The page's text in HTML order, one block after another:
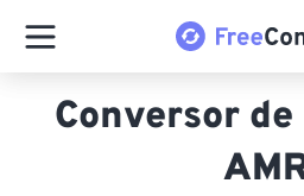
Conversor de